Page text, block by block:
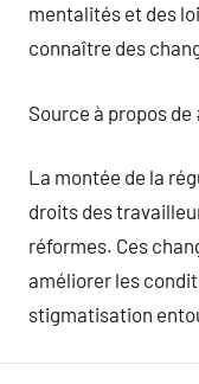
mentalités et des
connaître des
Source à propos
La montée de la
droits des
réformes. Ces
améliorer les
stigmatisation